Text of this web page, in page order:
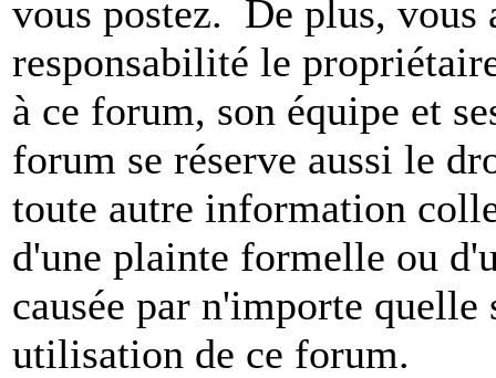
vous postez. De plus, vous
responsabilité le
à ce forum, son équipe et
forum se réserve aussi le
toute autre information
d'une plainte formelle ou
causée par n'importe
utilisation de ce forum.